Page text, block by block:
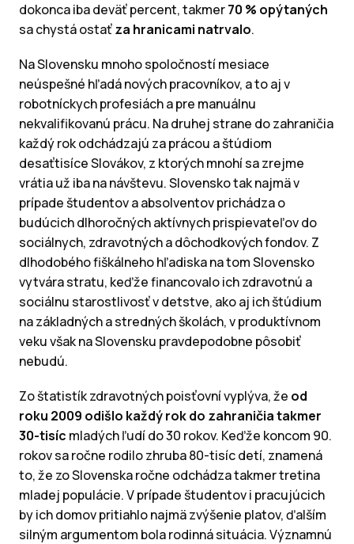
dokonca iba deväť percent, takmer70 % opýtaných
sa chystá ostaťza hranicami natrvalo.
Na Slovensku mnoho spoločností mesiace
neúspešné hľadá nových pracovníkov, a to aj v
robotníckych profesiách a pre manuálnu
nekvalifikovanú prácu. Na druhej strane do zahraničia
každý rok odchádzajú za prácou a štúdiom
desaťtisíce Slovákov, z ktorých mnohí sa zrejme
vrátia už iba na návštevu. Slovensko tak najmä v
prípade študentov a absolventov prichádza o
budúcich dlhoročných aktívnych prispievateľov do
sociálnych, zdravotných a dôchodkových fondov. Z
dlhodobého fiškálneho hľadiska na tom Slovensko
vytvára stratu, keďže financovalo ich zdravotnú a
sociálnu starostlivosť v detstve, ako aj ich štúdium
na základných a stredných školách, v produktívnom
veku však na Slovensku pravdepodobne pôsobiť
nebudú.
Zo štatistík zdravotných poisťovní vyplýva, že od
roku 2009 odišlo každý rok do zahraničia takmer
30-tisíc mladých ľudí do 30 rokov. Keďže koncom 90.
rokov sa ročne rodilo zhruba 80-tisíc detí, znamená
to, že zo Slovenska ročne odchádza takmer tretina
mladej populácie. V prípade študentov i pracujúcich
by ich domov pritiahlo najmä zvýšenie platov, ďalším
silným argumentom bola rodinná situácia. Významnú